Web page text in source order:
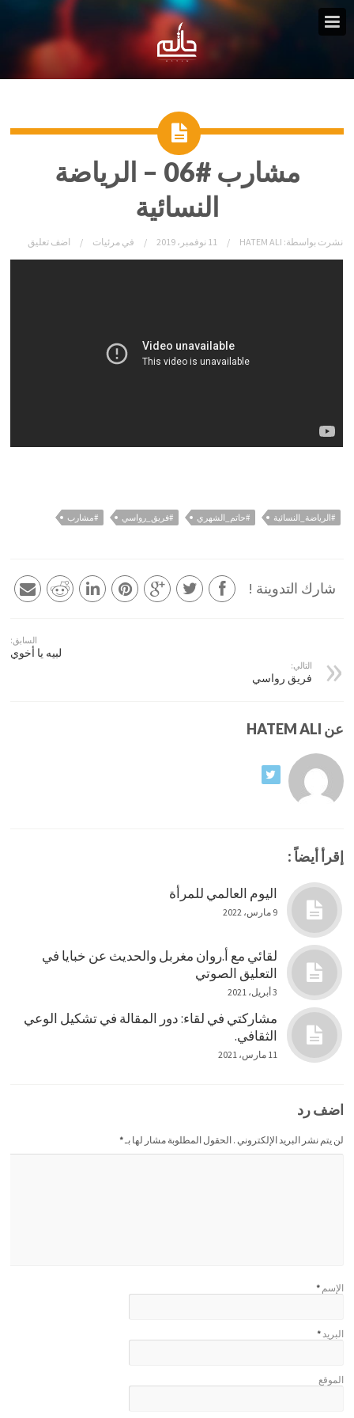
مشارب #06 – الرياضة
النسائية
نشرت بواسطة: HATEM ALI 11 نوفمبر، 2019 فيمرئيات اضف تعليق
#الرياضة_النسائية #حاتم_الشهري #فريق_رواسي #مشارب
شارك التدوينة !
السابق:
لبيه يا أخوي
التالي:
فريق رواسي
عن HATEM ALI
إقرأ أيضاً :
اليوم العالمي للمرأة
9 مارس، 2022
لقائي مع أ.روان مغربل والحديث عن خبايا في
التعليق الصوتي
3 أبريل، 2021
مشاركتي في لقاء: دور المقالة في تشكيل الوعي
الثقافي.
11 مارس، 2021
اضف رد
لن يتم نشر البريد الإلكتروني . الحقول المطلوبة مشار لها بـ*
الإسم *
البريد *
الموقع